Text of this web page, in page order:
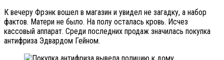
К вечеру Фрэнк вошел в магазин и увидел не загадку, а набор
фактов. Матери не было. На полу осталась кровь. Исчез
кассовый аппарат. Среди последних продаж значилась покупка
антифриза Эдвардом Гейном.